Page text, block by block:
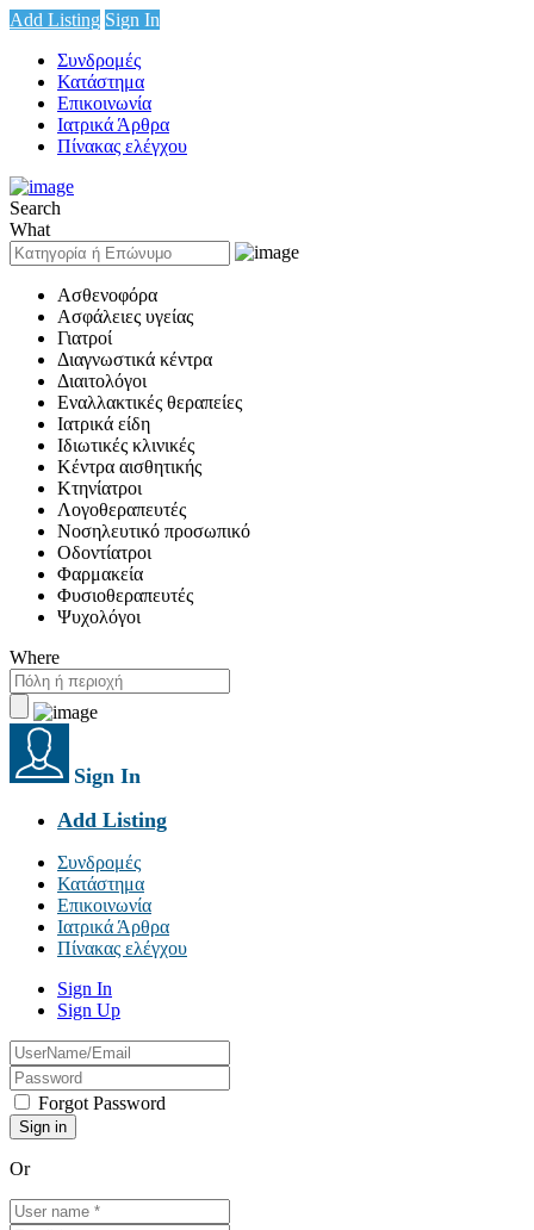
Add Listing Sign In
Συνδρομές
Κατάστημα
Επικοινωνία
Ιατρικά Άρθρα
Πίνακας ελέγχου
Search
What
Ασθενοφόρα
Ασφάλειες υγείας
Γιατροί
Διαγνωστικά κέντρα
Διαιτολόγοι
Εναλλακτικές θεραπείες
Ιατρικά είδη
Ιδιωτικές κλινικές
Κέντρα αισθητικής
Κτηνίατροι
Λογοθεραπευτές
Νοσηλευτικό προσωπικό
Οδοντίατροι
Φαρμακεία
Φυσιοθεραπευτές
Ψυχολόγοι
Where
Sign In
Add Listing
Συνδρομές
Κατάστημα
Επικοινωνία
Ιατρικά Άρθρα
Πίνακας ελέγχου
Sign In
Sign Up
Forgot Password
Or